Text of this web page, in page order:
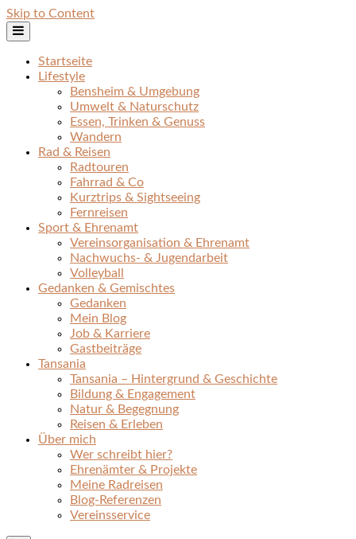
Skip to Content
Startseite
Lifestyle
Bensheim & Umgebung
Umwelt & Naturschutz
Essen, Trinken & Genuss
Wandern
Rad & Reisen
Radtouren
Fahrrad & Co
Kurztrips & Sightseeing
Fernreisen
Sport & Ehrenamt
Vereinsorganisation & Ehrenamt
Nachwuchs- & Jugendarbeit
Volleyball
Gedanken & Gemischtes
Gedanken
Mein Blog
Job & Karriere
Gastbeiträge
Tansania
Tansania – Hintergrund & Geschichte
Bildung & Engagement
Natur & Begegnung
Reisen & Erleben
Über mich
Wer schreibt hier?
Ehrenämter & Projekte
Meine Radreisen
Blog-Referenzen
Vereinsservice